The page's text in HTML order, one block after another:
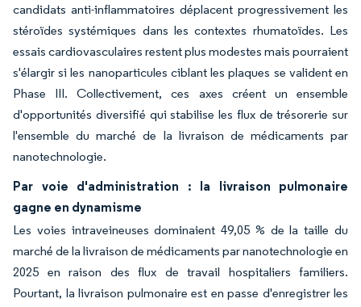
candidats anti-inflammatoires déplacent progressivement les
stéroïdes systémiques dans les contextes rhumatoïdes. Les
essais cardiovasculaires restent plus modestes mais pourraient
s'élargir si les nanoparticules ciblant les plaques se valident en
Phase III. Collectivement, ces axes créent un ensemble
d'opportunités diversifié qui stabilise les flux de trésorerie sur
l'ensemble du marché de la livraison de médicaments par
nanotechnologie.
Par voie d'administration : la livraison pulmonaire
gagne en dynamisme
Les voies intraveineuses dominaient 49,05 % de la taille du
marché de la livraison de médicaments par nanotechnologie en
2025 en raison des flux de travail hospitaliers familiers.
Pourtant, la livraison pulmonaire est en passe d'enregistrer les